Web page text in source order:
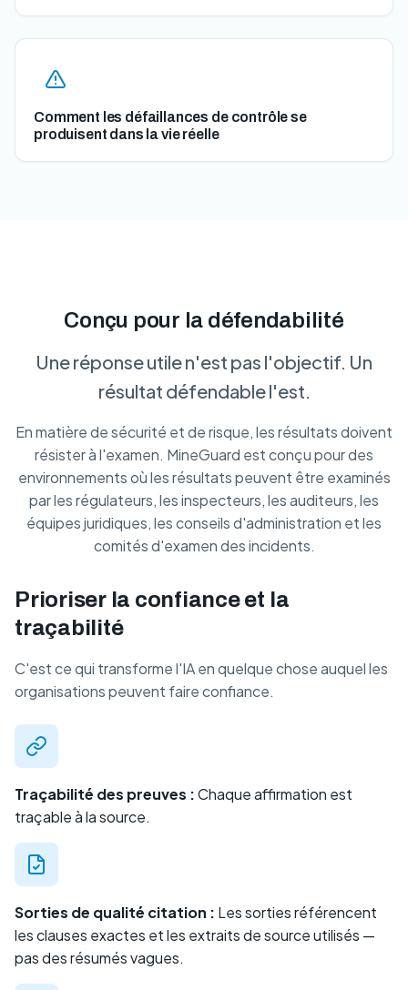
Comment les défaillances de contrôle se
produisent dans la vie réelle
Conçu pour la défendabilité
Une réponse utile n'est pas l'objectif. Un
résultat défendable l'est.
En matière de sécurité et de risque, les résultats doivent
résister à l'examen. MineGuard est conçu pour des
environnements où les résultats peuvent être examinés
par les régulateurs, les inspecteurs, les auditeurs, les
équipes juridiques, les conseils d'administration et les
comités d'examen des incidents.
Prioriser la confiance et la
traçabilité
C'est ce qui transforme l'IA en quelque chose auquel les
organisations peuvent faire confiance.
Traçabilité des preuves :Chaque affirmation est
traçable à la source.
Sorties de qualité citation : Les sorties référencent
les clauses exactes et les extraits de source utilisés —
pas des résumés vagues.